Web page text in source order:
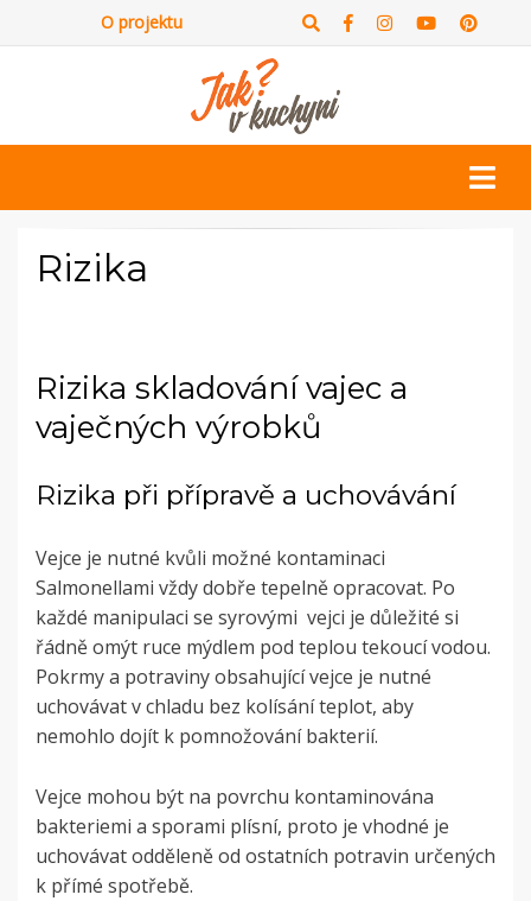
O projektu
Rizika
Rizika skladování vajec a
vaječných výrobků
Rizika při přípravě a uchovávání
Vejce je nutné kvůli možné kontaminaci
Salmonellami vždy dobře tepelně opracovat. Po
každé manipulaci se syrovými vejci je důležité si
řádně omýt ruce mýdlem pod teplou tekoucí vodou.
Pokrmy a potraviny obsahující vejce je nutné
uchovávat v chladu bez kolísání teplot, aby
nemohlo dojít k pomnožování bakterií.
Vejce mohou být na povrchu kontaminována
bakteriemi a sporami plísní, proto je vhodné je
uchovávat odděleně od ostatních potravin určených
k přímé spotřebě.